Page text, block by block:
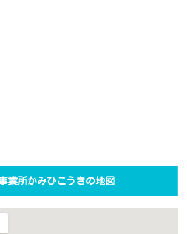
業所かみひこうきの地図